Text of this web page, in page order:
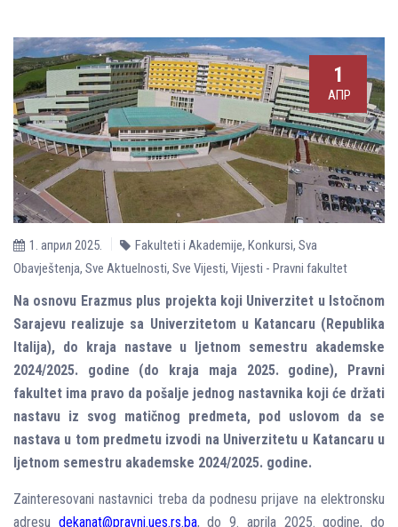
1
АПР
1. април 2025. Fakulteti i Akademije, Konkursi, Sva
Obavještenja, Sve Aktuelnosti, Sve Vijesti, Vijesti - Pravni fakultet
Na osnovu Erazmus plus projekta koji Univerzitet u Istočnom
Sarajevu realizuje sa Univerzitetom u Katancaru (Republika
Italija), do kraja nastave u lјetnom semestru akademske
2024/2025. godine (do kraja maja 2025. godine), Pravni
fakultet ima pravo da pošalјe jednog nastavnika koji će držati
nastavu iz svog matičnog predmeta, pod uslovom da se
nastava u tom predmetu izvodi na Univerzitetu u Katancaru u
lјetnom semestru akademske 2024/2025. godine.
Zainteresovani nastavnici treba da podnesu prijave na elektronsku
adresu dekanat@pravni.ues.rs.ba, do 9. aprila 2025. godine, do